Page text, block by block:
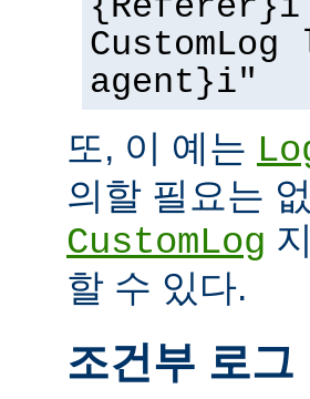
agent}i"
또, 이 예는
의할 필요는
CustomLog
할 수 있다.
조건부 로그